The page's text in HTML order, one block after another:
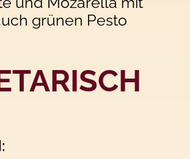
grünen Pesto